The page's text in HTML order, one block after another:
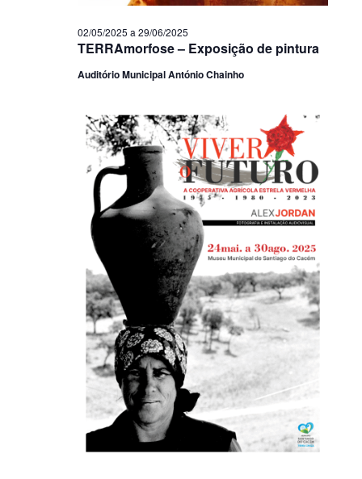
TERRAmorfose – Exposição de pintura
02/05/2025 a 29/06/2025
Auditório Municipal António Chainho